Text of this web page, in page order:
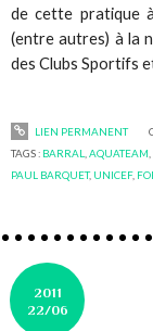
de cette pratique
(entre autres) à la
des Clubs Sportifs
LIEN PERMANENT
TAGS : BARRAL ,AQUATEAM
PAUL BARQUET, UNICEF,
2011
22/06